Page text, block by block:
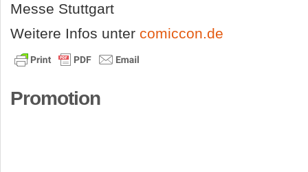
Messe Stuttgart
Weitere Infos unter comiccon.de
Promotion